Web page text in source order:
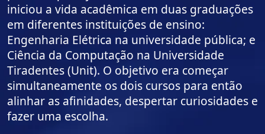
iniciou a vida acadêmica em duas graduações
em diferentes instituições de ensino:
Engenharia Elétrica na universidade pública; e
Ciência da Computação na Universidade
Tiradentes (Unit). O objetivo era começar
simultaneamente os dois cursos para então
alinhar as afinidades, despertar curiosidades e
fazer uma escolha.